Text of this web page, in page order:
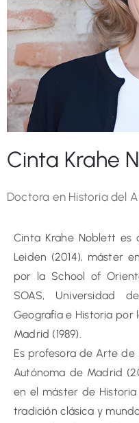
Cinta Krahe
Doctora en Historia del
Cinta Krahe Noblett es
Leiden (2014), máster
por la School of
SOAS, Universidad
Geografía e Historia por
Madrid (1989).
Es profesora de Arte de
Autónoma de Madrid
en el máster de
tradición clásica y